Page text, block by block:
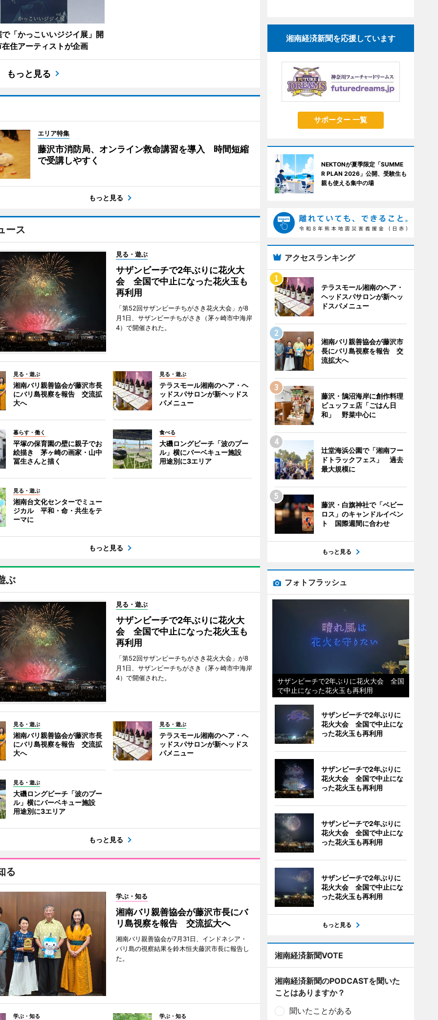
「かっこいいジジイ展」開
住アーティストが企画
もっと見る
エリア特集
藤沢市消防局、オンライン救命講習を導入 時間短縮
で受講しやすく
もっと見る
ース
見る・遊ぶ
サザンビーチで2年ぶりに花火大
会 全国で中止になった花火玉も
再利用
「第52回サザンビーチちがさき花火大会」が8
月1日、サザンビーチちがさき（茅ヶ崎市中海岸
4）で開催された。
見る・遊ぶ
湘南バリ親善協会が藤沢市長
にバリ島視察を報告 交流拡
大へ
見る・遊ぶ
テラスモール湘南のヘア・ヘ
ッドスパサロンが新ヘッドス
パメニュー
暮らす・働く
平塚の保育園の壁に親子でお
絵描き 茅ヶ崎の画家・山中
冨生さんと描く
食べる
大磯ロングビーチ「波のプー
ル」横にバーベキュー施設
用途別に3エリア
見る・遊ぶ
湘南台文化センターでミュー
ジカル 平和・命・共生をテ
ーマに
もっと見る
ぶ
見る・遊ぶ
サザンビーチで2年ぶりに花火大
会 全国で中止になった花火玉も
再利用
「第52回サザンビーチちがさき花火大会」が8
月1日、サザンビーチちがさき（茅ヶ崎市中海岸
4）で開催された。
見る・遊ぶ
湘南バリ親善協会が藤沢市長
にバリ島視察を報告 交流拡
大へ
見る・遊ぶ
テラスモール湘南のヘア・ヘ
ッドスパサロンが新ヘッドス
パメニュー
見る・遊ぶ
大磯ロングビーチ「波のプー
ル」横にバーベキュー施設
用途別に3エリア
もっと見る
る
学ぶ・知る
湘南バリ親善協会が藤沢市長にバ
リ島視察を報告 交流拡大へ
湘南バリ親善協会が7月31日、インドネシア・
バリ島の視察結果を鈴木恒夫藤沢市長に報告し
た。
学ぶ・知る 学ぶ・知る
湘南経済新聞を応援しています
サポーター 一覧
NEKTONが夏季限定「SUMME
R PLAN 2026」公開、受験生も
親も使える集中の場
アクセスランキング
テラスモール湘南のヘア・
ヘッドスパサロンが新ヘッ
ドスパメニュー
湘南バリ親善協会が藤沢市
長にバリ島視察を報告 交
流拡大へ
藤沢・鵠沼海岸に創作料理
ビュッフェ店「ごはん日
和」 野菜中心に
辻堂海浜公園で「湘南フー
ドトラックフェス」 過去
最大規模に
藤沢・白旗神社で「ベビー
ロス」のキャンドルイベン
ト 国際週間に合わせ
もっと見る
フォトフラッシュ
サザンビーチで2年ぶりに花火大会 全国
で中止になった花火玉も再利用
サザンビーチで2年ぶりに
花火大会 全国で中止にな
った花火玉も再利用
サザンビーチで2年ぶりに
花火大会 全国で中止にな
った花火玉も再利用
サザンビーチで2年ぶりに
花火大会 全国で中止にな
った花火玉も再利用
サザンビーチで2年ぶりに
花火大会 全国で中止にな
った花火玉も再利用
もっと見る
湘南経済新聞VOTE
湘南経済新聞のPODCASTを聞いた
ことはありますか？
聞いたことがある